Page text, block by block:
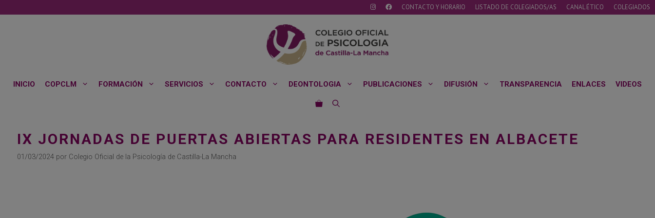
al
CONTACTO Y HORARIO LISTADO DE COLEGIADOS/AS CANAL ÉTICO COLEGIADOS
INICIO COPCLM FORMACIÓN SERVICIOS CONTACTO DEONTOLOGIA PUBLICACIONES DIFUSIÓN TRANSPARENCIA ENLACES VIDEOS
IX JORNADAS DE PUERTAS ABIERTAS PARA RESIDENTES EN ALBACETE
01/03/2024 por Colegio Oficial de la Psicología de Castilla-La Mancha